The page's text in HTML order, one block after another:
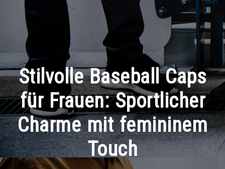
Stilvolle Baseball Caps
für Frauen: Sportlicher
Charme mit femininem
Touch